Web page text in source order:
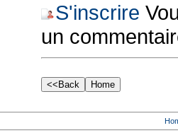
S'inscrire
un